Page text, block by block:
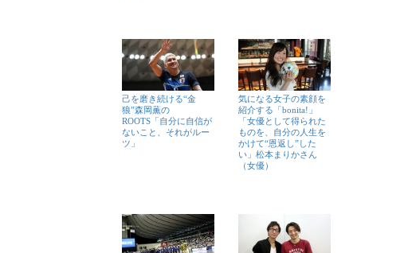
己を磨き続ける“金
狼”森岡薫の
ROOTS「自分に自信が
ないこと、それがルー
ツ」
気になる女子の素顔を
紹介する「bonita!」
「女優として得られた
ものを、自分の人生を
かけて“恩返し”した
い」松本まりかさん
（女優）